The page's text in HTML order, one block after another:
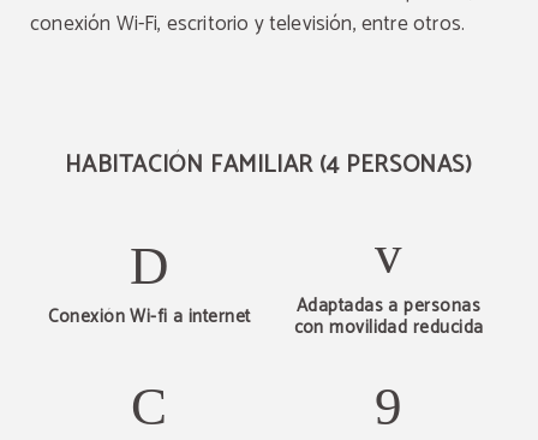
conexión Wi-Fi, escritorio y televisión, entre otros.
HABITACIÓN FAMILIAR (4 PERSONAS)
Conexión Wi-fi a internet Adaptadas a personas
con movilidad reducida